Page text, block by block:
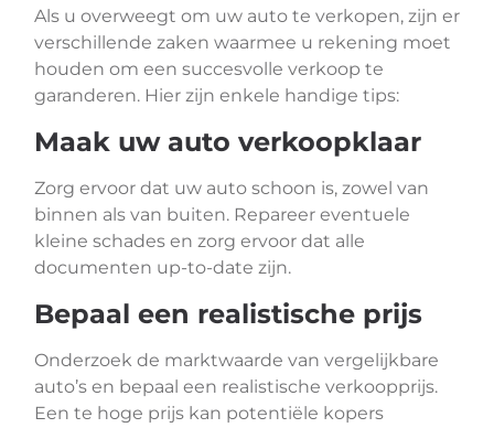
Als u overweegt om uw auto te verkopen, zijn er
verschillende zaken waarmee u rekening moet
houden om een succesvolle verkoop te
garanderen. Hier zijn enkele handige tips:
Maak uw auto verkoopklaar
Zorg ervoor dat uw auto schoon is, zowel van
binnen als van buiten. Repareer eventuele
kleine schades en zorg ervoor dat alle
documenten up-to-date zijn.
Bepaal een realistische prijs
Onderzoek de marktwaarde van vergelijkbare
auto’s en bepaal een realistische verkoopprijs.
Een te hoge prijs kan potentiële kopers